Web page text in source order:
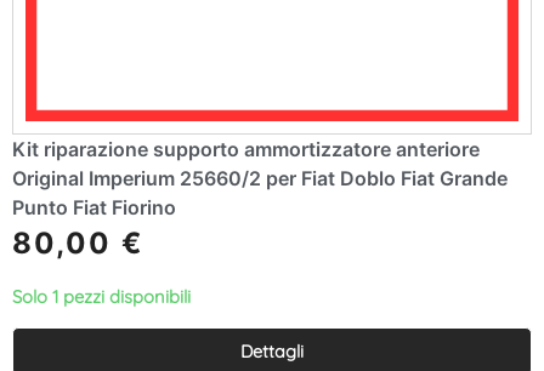
Kit riparazione supporto ammortizzatore anteriore
Original Imperium 25660/2 per Fiat Doblo Fiat Grande
Punto Fiat Fiorino
80,00 €
Solo 1 pezzi disponibili
Dettagli